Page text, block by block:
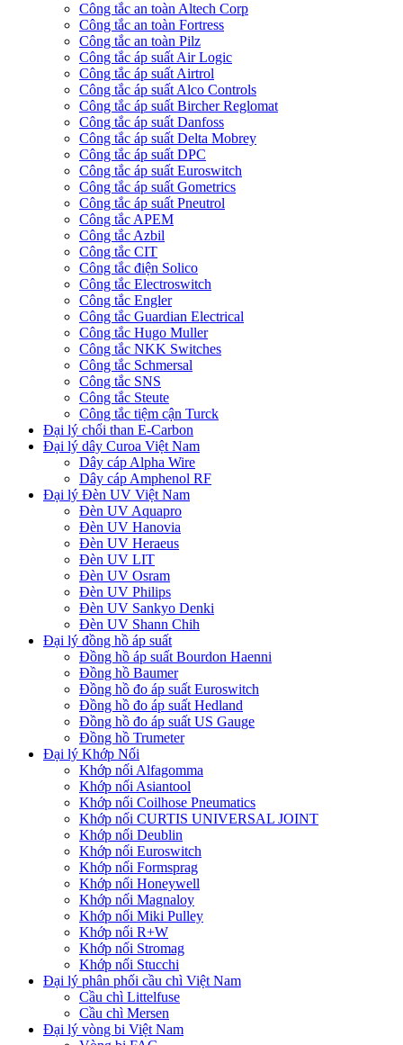
Công tắc an toàn Altech Corp
Công tắc an toàn Fortress
Công tắc an toàn Pilz
Công tắc áp suất Air Logic
Công tắc áp suất Airtrol
Công tắc áp suất Alco Controls
Công tắc áp suất Bircher Reglomat
Công tắc áp suất Danfoss
Công tắc áp suất Delta Mobrey
Công tắc áp suất DPC
Công tắc áp suất Euroswitch
Công tắc áp suất Gometrics
Công tắc áp suất Pneutrol
Công tắc APEM
Công tắc Azbil
Công tắc CIT
Công tắc điện Solico
Công tắc Electroswitch
Công tắc Engler
Công tắc Guardian Electrical
Công tắc Hugo Muller
Công tắc NKK Switches
Công tắc Schmersal
Công tắc SNS
Công tắc Steute
Công tắc tiệm cận Turck
Đại lý chổi than E-Carbon
Đại lý dây Curoa Việt Nam
Dây cáp Alpha Wire
Dây cáp Amphenol RF
Đại lý Đèn UV Việt Nam
Đèn UV Aquapro
Đèn UV Hanovia
Đèn UV Heraeus
Đèn UV LIT
Đèn UV Osram
Đèn UV Philips
Đèn UV Sankyo Denki
Đèn UV Shann Chih
Đại lý đồng hồ áp suất
Đồng hồ áp suất Bourdon Haenni
Đồng hồ Baumer
Đồng hồ đo áp suất Euroswitch
Đồng hồ đo áp suất Hedland
Đồng hồ đo áp suất US Gauge
Đồng hồ Trumeter
Đại lý Khớp Nối
Khớp nối Alfagomma
Khớp nối Asiantool
Khớp nối Coilhose Pneumatics
Khớp nối CURTIS UNIVERSAL JOINT
Khớp nối Deublin
Khớp nối Euroswitch
Khớp nối Formsprag
Khớp nối Honeywell
Khớp nối Magnaloy
Khớp nối Miki Pulley
Khớp nối R+W
Khớp nối Stromag
Khớp nối Stucchi
Đại lý phân phối cầu chì Việt Nam
Cầu chì Littelfuse
Cầu chì Mersen
Đại lý vòng bi Việt Nam